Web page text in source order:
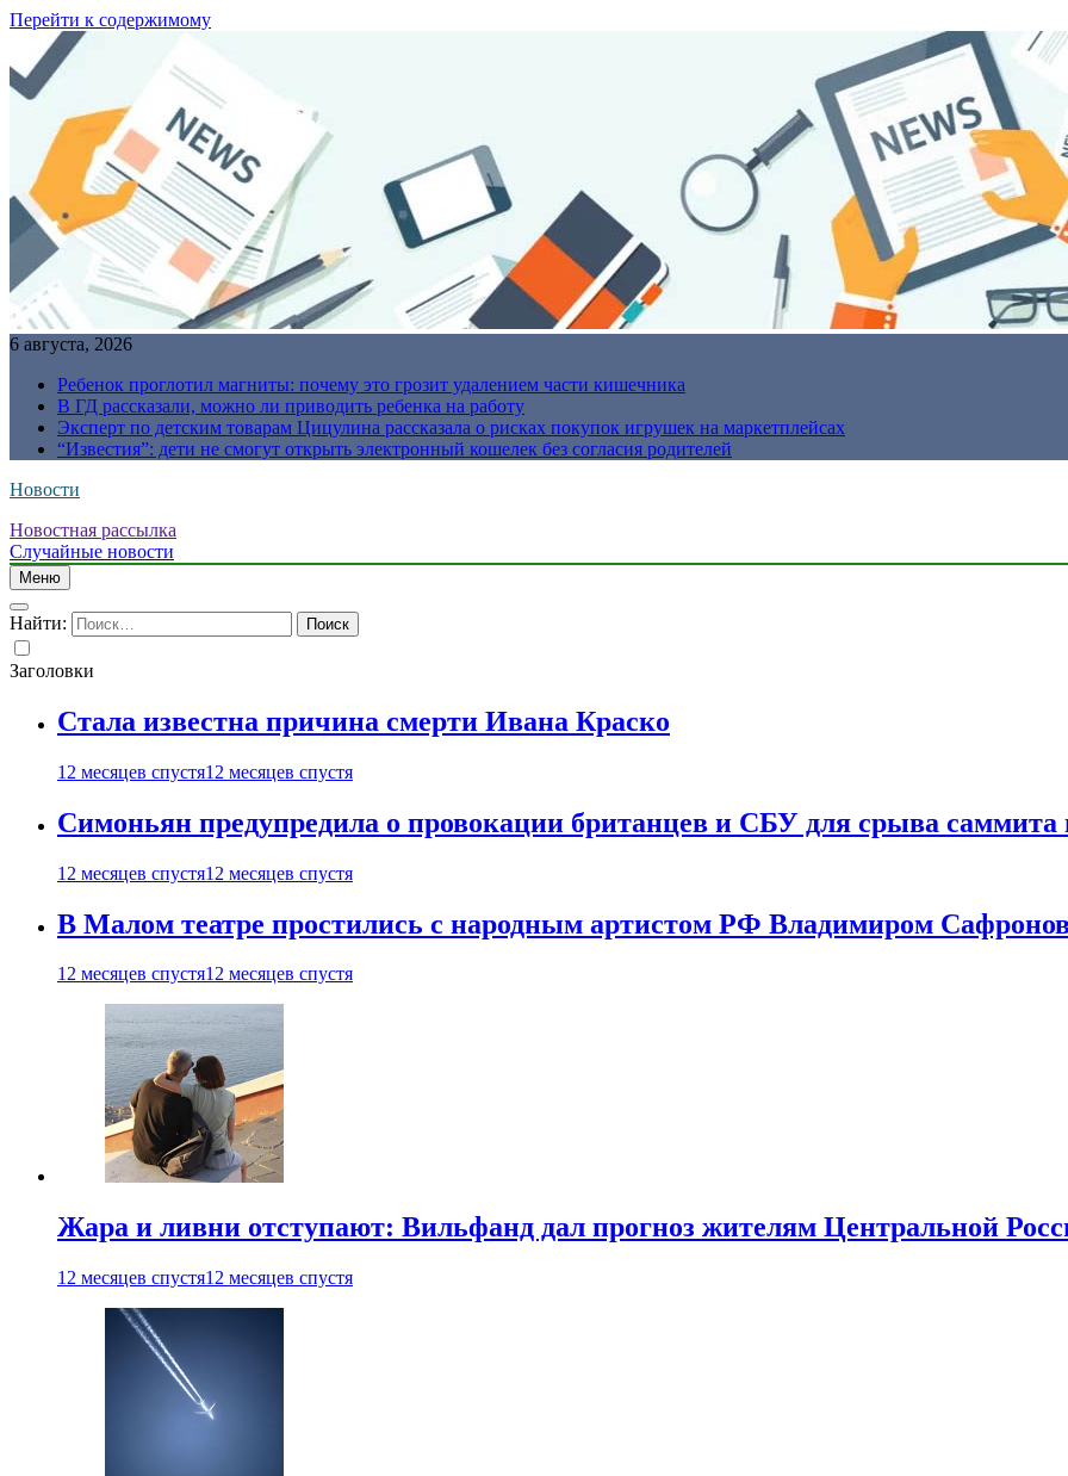
Перейти к содержимому
6 августа, 2026
Ребенок проглотил магниты: почему это грозит удалением части кишечника
В ГД рассказали, можно ли приводить ребенка на работу
Эксперт по детским товарам Цицулина рассказала о рисках покупок игрушек на маркетплейсах
“Известия”: дети не смогут открыть электронный кошелек без согласия родителей
Новости
Новостная рассылка
Случайные новости
Меню
Найти:
Заголовки
Стала известна причина смерти Ивана Краско
12 месяцев спустя12 месяцев спустя
Симоньян предупредила о провокации британцев и СБУ для срыва саммита
12 месяцев спустя12 месяцев спустя
В Малом театре простились с народным артистом РФ Владимиром
12 месяцев спустя12 месяцев спустя
Жара и ливни отступают: Вильфанд дал прогноз жителям Центральной
12 месяцев спустя12 месяцев спустя